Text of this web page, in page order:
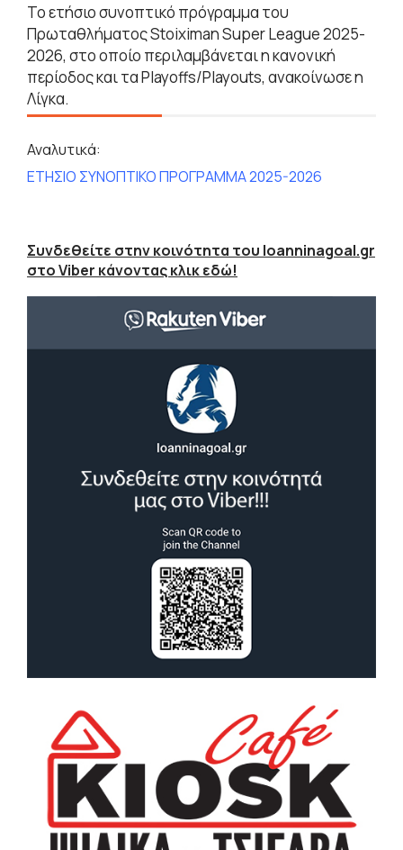
Το ετήσιο συνοπτικό πρόγραμμα του
Πρωταθλήματος Stoiximan Super League 2025-
2026, στο οποίο περιλαμβάνεται η κανονική
περίοδος και τα Playoffs/Playouts, ανακοίνωσε η
Λίγκα.
Αναλυτικά:
ΕΤΗΣΙΟ ΣΥΝΟΠΤΙΚΟ ΠΡΟΓΡΑΜΜΑ 2025-2026
Συνδεθείτε στην κοινότητα του Ioanninagoal.gr
στο Viber κάνοντας κλικ εδώ!